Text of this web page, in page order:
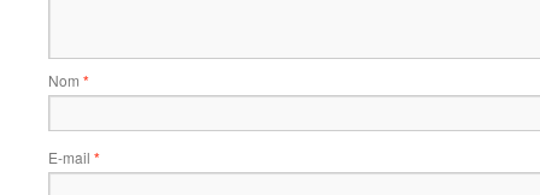
Nom *
E-mail *